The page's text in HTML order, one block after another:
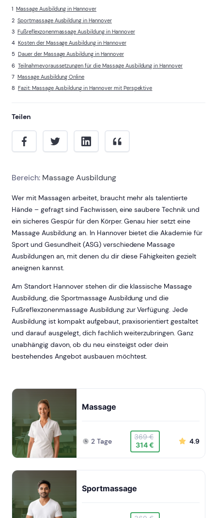
Massage Ausbildung in Hannover
Sportmassage Ausbildung in Hannover
Fußreflexzonenmassage Ausbildung in Hannover
Kosten der Massage Ausbildung in Hannover
Dauer der Massage Ausbildung in Hannover
Teilnahmevoraussetzungen für die Massage Ausbildung in Hannover
Massage Ausbildung Online
Fazit: Massage Ausbildung in Hannover mit Perspektive
Teilen
Bereich: Massage Ausbildung
Wer mit Massagen arbeitet, braucht mehr als talentierte
Hände – gefragt sind Fachwissen, eine saubere Technik und
ein sicheres Gespür für den Körper. Genau hier setzt eine
Massage Ausbildung an. In Hannover bietet die Akademie für
Sport und Gesundheit (ASG) verschiedene Massage
Ausbildungen an, mit denen du dir diese Fähigkeiten gezielt
aneignen kannst.
Am Standort Hannover stehen dir die klassische Massage
Ausbildung, die Sportmassage Ausbildung und die
Fußreflexzonenmassage Ausbildung zur Verfügung. Jede
Ausbildung ist kompakt aufgebaut, praxisorientiert gestaltet
und darauf ausgelegt, dich fachlich weiterzubringen. Ganz
unabhängig davon, ob du neu einsteigst oder dein
bestehendes Angebot ausbauen möchtest.
Massage
2 Tage
369 €
314 €
4.9
Sportmassage